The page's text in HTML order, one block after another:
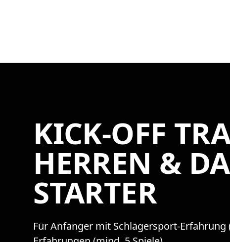
KICK-OFF
HERREN &
STARTER
Für Anfänger mit Schlägersport-Erfahrung